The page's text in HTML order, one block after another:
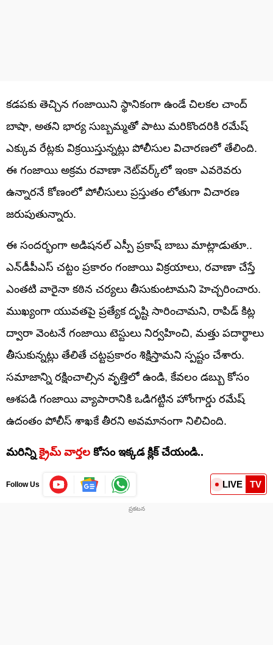
కడపకు తెచ్చిన గంజాయిని స్థానికంగా ఉండే చిలకల చాంద్
బాషా, అతని భార్య సుబ్బమ్మతో పాటు మరికొందరికి రమేష్
ఎక్కువ రేట్లకు విక్రయిస్తున్నట్లు పోలీసుల విచారణలో తేలింది.
ఈ గంజాయి అక్రమ రవాణా నెట్‌వర్క్‌లో ఇంకా ఎవరెవరు
ఉన్నారనే కోణంలో పోలీసులు ప్రస్తుతం లోతుగా విచారణ
జరుపుతున్నారు.
ఈ సందర్భంగా అడిషనల్ ఎస్పీ ప్రకాష్ బాబు మాట్లాడుతూ..
ఎన్‌డీపీఎస్ చట్టం ప్రకారం గంజాయి విక్రయాలు, రవాణా చేస్తే
ఎంతటి వారైనా కఠిన చర్యలు తీసుకుంటామని హెచ్చరించారు.
ముఖ్యంగా యువతపై ప్రత్యేక దృష్టి సారించామని, రాపిడ్ కిట్ల
ద్వారా వెంటనే గంజాయి టెస్టులు నిర్వహించి, మత్తు పదార్థాలు
తీసుకున్నట్లు తేలితే చట్టప్రకారం శిక్షిస్తామని స్పష్టం చేశారు.
సమాజాన్ని రక్షించాల్సిన వృత్తిలో ఉండి, కేవలం డబ్బు కోసం
ఆశపడి గంజాయి వ్యాపారానికి ఒడిగట్టిన హోంగార్డు రమేష్
ఉదంతం పోలీస్ శాఖకే తీరని అవమానంగా నిలిచింది.
మరిన్ని క్రైమ్ వార్తల కోసం ఇక్కడ క్లిక్ చేయండి..
Follow Us LIVE TV